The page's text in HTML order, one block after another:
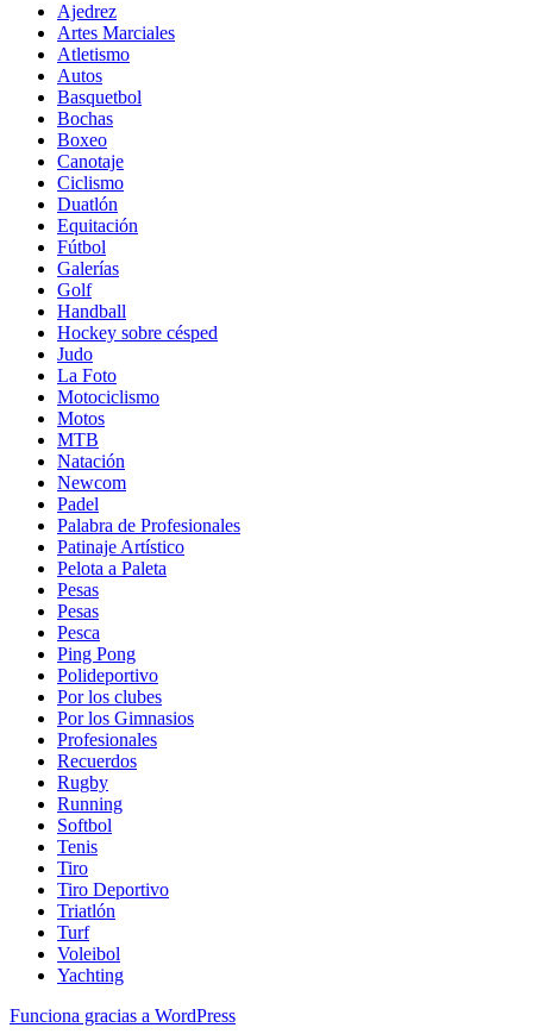
Ajedrez
Artes Marciales
Atletismo
Autos
Basquetbol
Bochas
Boxeo
Canotaje
Ciclismo
Duatlón
Equitación
Fútbol
Galerías
Golf
Handball
Hockey sobre césped
Judo
La Foto
Motociclismo
Motos
MTB
Natación
Newcom
Padel
Palabra de Profesionales
Patinaje Artístico
Pelota a Paleta
Pesas
Pesas
Pesca
Ping Pong
Polideportivo
Por los clubes
Por los Gimnasios
Profesionales
Recuerdos
Rugby
Running
Softbol
Tenis
Tiro
Tiro Deportivo
Triatlón
Turf
Voleibol
Yachting
Funciona gracias a WordPress